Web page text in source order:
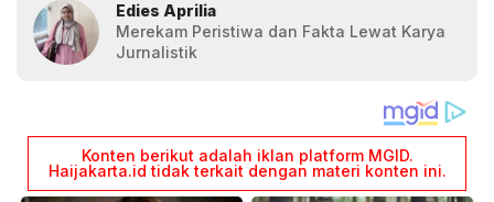
Edies Aprilia
Merekam Peristiwa dan Fakta Lewat Karya
Jurnalistik